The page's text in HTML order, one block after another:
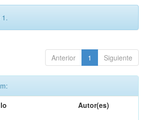
Anterior 1 Siguiente
Autor(es)